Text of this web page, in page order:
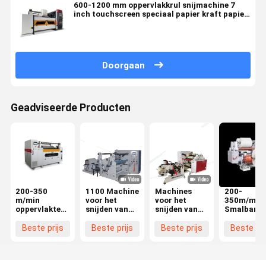
600-1200 mm oppervlakkrul snijmachine 7
inch touchscreen speciaal papier kraft papier
Doorgaan
Geadviseerde Producten
200-350
m/min
oppervlakte-
snijmachine
Beste prijs
1100 Machine
voor het
snijden van
Beste prijs
Machines
voor het
snijden van
van niet-
Beste prijs
200-
350m/min
Smalband
Beste